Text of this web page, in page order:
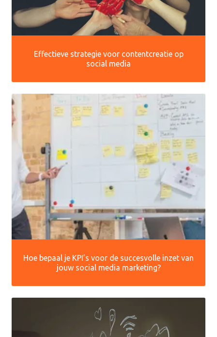
Effectieve strategie voor contentcreatie op
social media
Hoe bepaal je KPI’s voor de succesvolle inzet van
jouw social media marketing?